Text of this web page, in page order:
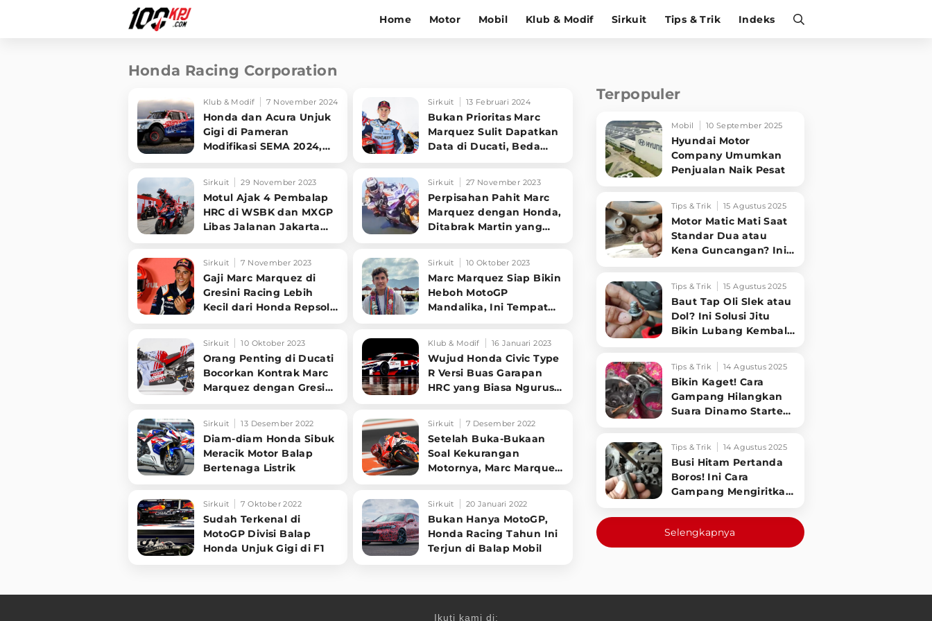
Home Motor Mobil Klub & Modif Sirkuit Tips & Trik Indeks
Honda Racing Corporation
Klub & Modif 7 November 2024
Honda dan Acura Unjuk
Gigi di Pameran
Modifikasi SEMA 2024,
Sirkuit 13 Februari 2024
Bukan Prioritas Marc
Marquez Sulit Dapatkan
Data di Ducati, Beda
Sirkuit 29 November 2023
Motul Ajak 4 Pembalap
HRC di WSBK dan MXGP
Libas Jalanan Jakarta
Sirkuit 27 November 2023
Perpisahan Pahit Marc
Marquez dengan Honda,
Ditabrak Martin yang
Sirkuit 7 November 2023
Gaji Marc Marquez di
Gresini Racing Lebih
Kecil dari Honda Repsol,
Sirkuit 10 Oktober 2023
Marc Marquez Siap Bikin
Heboh MotoGP
Mandalika, Ini Tempat
Sirkuit 10 Oktober 2023
Orang Penting di Ducati
Bocorkan Kontrak Marc
Marquez dengan Gresini
Klub & Modif 16 Januari 2023
Wujud Honda Civic Type
R Versi Buas Garapan
HRC yang Biasa Ngurus
Sirkuit 13 Desember 2022
Diam-diam Honda Sibuk
Meracik Motor Balap
Bertenaga Listrik
Sirkuit 7 Desember 2022
Setelah Buka-Bukaan
Soal Kekurangan
Motornya, Marc Marquez
Ducati
Sirkuit 7 Oktober 2022
Sudah Terkenal di
MotoGP Divisi Balap
Honda Unjuk Gigi di F1
Sirkuit 20 Januari 2022
Bukan Hanya MotoGP,
Honda Racing Tahun Ini
Terjun di Balap Mobil
Terpopuler
Mobil 10 September 2025
Hyundai Motor
Company Umumkan
Penjualan Naik Pesat
Tips & Trik 15 Agustus 2025
Motor Matic Mati Saat
Standar Dua atau
Kena Guncangan? Ini
Tips & Trik 15 Agustus 2025
Baut Tap Oli Slek atau
Dol? Ini Solusi Jitu
Bikin Lubang Kembali
Tips & Trik 14 Agustus 2025
Bikin Kaget! Cara
Gampang Hilangkan
Suara Dinamo Starter
Dimatikan!
Tips & Trik 14 Agustus 2025
Busi Hitam Pertanda
Boros! Ini Cara
Gampang Mengiritkan
Lebih Irit!
Selengkapnya
Ikuti kami di: